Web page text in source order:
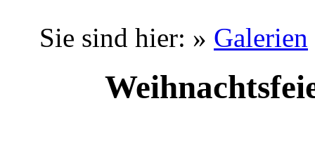
Sie sind hier: » Galerien